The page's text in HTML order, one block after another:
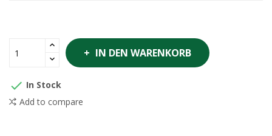
IN DEN WARENKORB
 In Stock
Add to compare